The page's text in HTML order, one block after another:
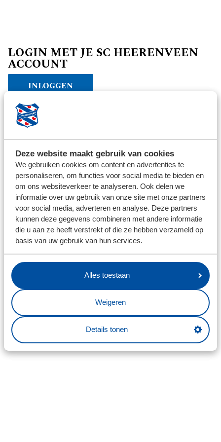
Deze website maakt gebruik van cookies
We gebruiken cookies om content en advertenties te
personaliseren, om functies voor social media te bieden en
om ons websiteverkeer te analyseren. Ook delen we
informatie over uw gebruik van onze site met onze partners
voor social media, adverteren en analyse. Deze partners
kunnen deze gegevens combineren met andere informatie
die u aan ze heeft verstrekt of die ze hebben verzameld op
basis van uw gebruik van hun services.
Alles toestaan
Weigeren
Details tonen
LOGIN MET JE SC HEERENVEEN
ACCOUNT
INLOGGEN
Verder winkelen